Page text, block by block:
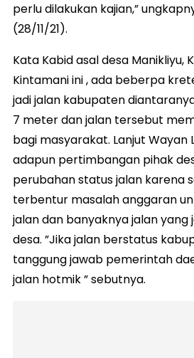
perlu dilakukan kajian,”
(28/11/21).
Kata Kabid asal desa Manikliyu,
Kintamani ini , ada beberpa
jadi jalan kabupaten
7 meter dan jalan tersebut
bagi masyarakat. Lanjut Wayan
adapun pertimbangan pihak
perubahan status jalan karena
terbentur masalah anggaran
jalan dan banyaknya jalan yang
desa. ”Jika jalan berstatus
tanggung jawab pemerintah
jalan hotmik ” sebutnya.